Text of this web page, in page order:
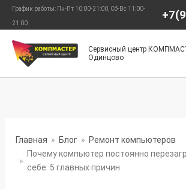
Перейти
содержимому
График работы: Пн-Пт 10:00-21:00, Сб-Вс 11:00-
21:00
Сервисный центр
Одинцово
Главная Блог
Ремонт компьютеров
Почему компьютер постоянно
себе: 5 главных причин